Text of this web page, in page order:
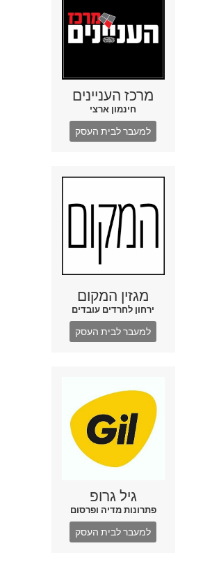
מרכז העניינים
חינמון ארצי
למעבר לבית העסק
מגזין המקום
ירחון לחרדים עובדים
למעבר לבית העסק
גיל גרופ
פתרונות מדיה ופרסום
למעבר לבית העסק